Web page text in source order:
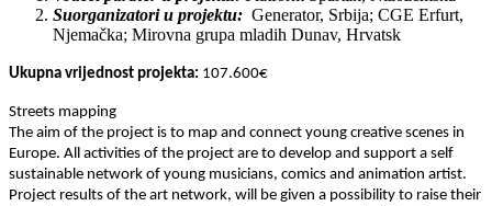
Suorganizatori u projektu: Generator, Srbija; CGE Erfurt,
Njemačka; Mirovna grupa mladih Dunav, Hrvatsk
Ukupna vrijednost projekta: 107.600€
Streets mapping
The aim of the project is to map and connect young creative scenes in
Europe. All activities of the project are to develop and support a self
sustainable network of young musicians, comics and animation artist.
Project results of the art network, will be given a possibility to raise their